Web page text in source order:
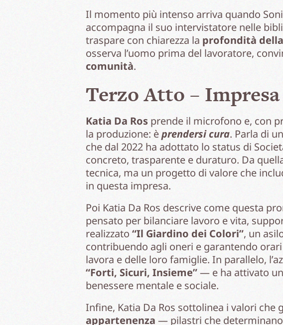
Il momento più intenso arriva quando
accompagna il suo intervistatore nelle
traspare con chiarezza la profondità
osserva l’uomo prima del lavoratore,
comunità.
Terzo Atto –
Katia Da Ros prende il microfono e, con
la produzione: èprendersi cura. Parla di
che dal 2022 ha adottato lo status di
concreto, trasparente e duraturo. Da
tecnica, ma un progetto di valore che
in questa impresa.
Poi Katia Da Ros descrive come questa
pensato per bilanciare lavoro e vita,
realizzato “Il Giardino dei Colori”, un
contribuendo agli oneri e garantendo
lavora e delle loro famiglie. In parallelo,
“Forti, Sicuri, Insieme”— e ha attivato
benessere mentale e sociale.
Infine, Katia Da Ros sottolinea i valori che
appartenenza — pilastri che